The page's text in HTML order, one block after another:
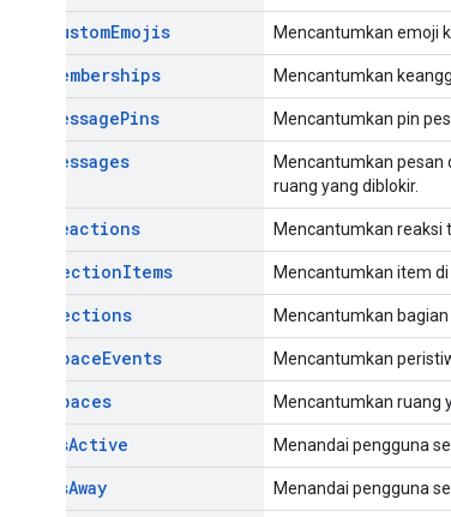
CustomEmojis Mencantumkan emoji
Memberships Mencantumkan
MessagePins Mencantumkan pin
Messages
Mencantumkan pesan
ruang yang diblokir.
Reactions Mencantumkan reaksi
SectionItems Mencantumkan item di
Sections Mencantumkan
SpaceEvents Mencantumkan
Spaces Mencantumkan ruang
AsActive Menandai pengguna
AsAway Menandai pengguna